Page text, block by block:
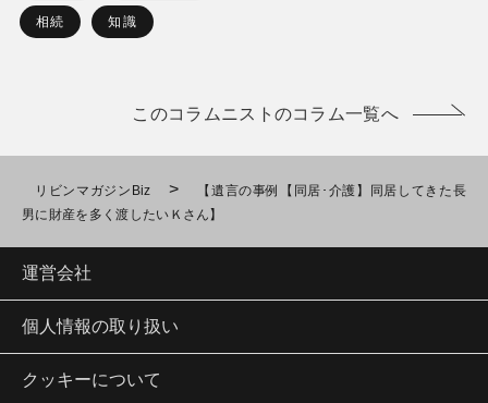
相続 知識
このコラムニストのコラム一覧へ
リビンマガジンBiz >
【遺言の事例【同居･介護】同居してきた長
男に財産を多く渡したいＫさん】
運営会社
個人情報の取り扱い
クッキーについて